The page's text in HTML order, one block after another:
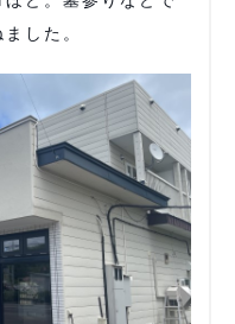
した。